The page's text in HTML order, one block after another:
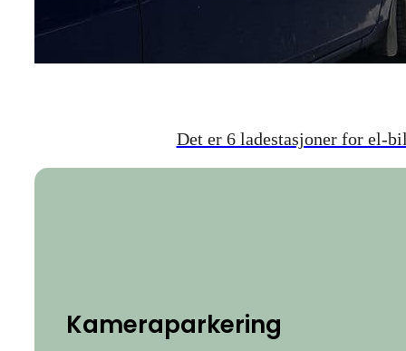
Det er 6 ladestasjoner for el-
Kameraparkering